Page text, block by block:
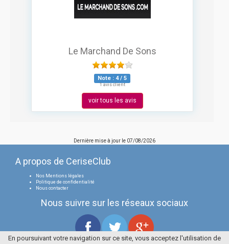
Le Marchand De Sons
Note : 4/ 5
1 avis client
voir tous les avis
Dernière mise à jour le 07/08/2026
A propos de CeriseClub
Nos Mentions légales
Politique de confidentialité
Nous contacter
Nous suivre sur les réseaux sociaux
En poursuivant votre navigation sur ce site, vous acceptez l'utilisation de